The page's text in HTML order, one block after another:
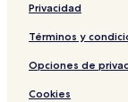
Privacidad
Términos y
Opciones de
Cookies